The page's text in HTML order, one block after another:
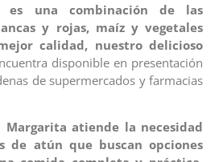
es una combinación de las
y rojas, maíz y vegetales
calidad, nuestro delicioso
disponible en presentación
de supermercados y farmacias
Margarita atiende la necesidad
de atún que buscan opciones